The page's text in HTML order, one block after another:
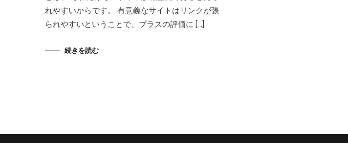
れやすいからです。 有意義なサイトはリンクが張
られやすいということで、プラスの評価に […]
続きを読む